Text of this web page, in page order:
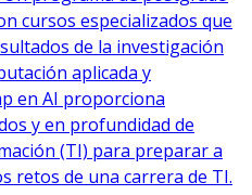
cursos especializados que
de la investigación
aplicada y
en AI proporciona
y en profundidad de
(TI) para preparar a
retos de una carrera de TI.